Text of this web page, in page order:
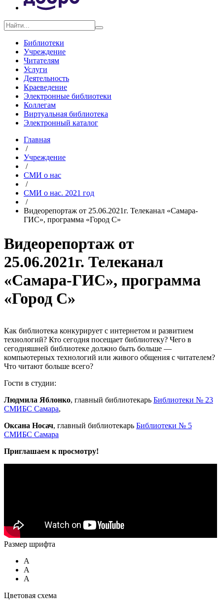
Библиотеки
Учреждение
Читателям
Услуги
Деятельность
Краеведение
Электронные библиотеки
Коллегам
Виртуальная библиотека
Электронный каталог
Главная
/
Учреждение
/
СМИ о нас
/
СМИ о нас. 2021 год
/
Видеорепортаж от 25.06.2021г. Телеканал «Самара-
ГИС», программа «Город С»
Видеорепортаж от
25.06.2021г. Телеканал
«Самара-ГИС», программа
«Город С»
Как библиотека конкурирует с интернетом и развитием
технологий? Кто сегодня посещает библиотеку? Чего в
сегодняшней библиотеке должно быть больше —
компьютерных технологий или живого общения с читателем?
Что читают больше всего?
Гости в студии:
Людмила Яблонко, главный библиотекарь Библиотеки № 23
СМИБС Самара,
Оксана Носач, главный библиотекарь Библиотеки № 5
СМИБС Самара
Приглашаем к просмотру!
Размер шрифта
A
A
A
Цветовая схема